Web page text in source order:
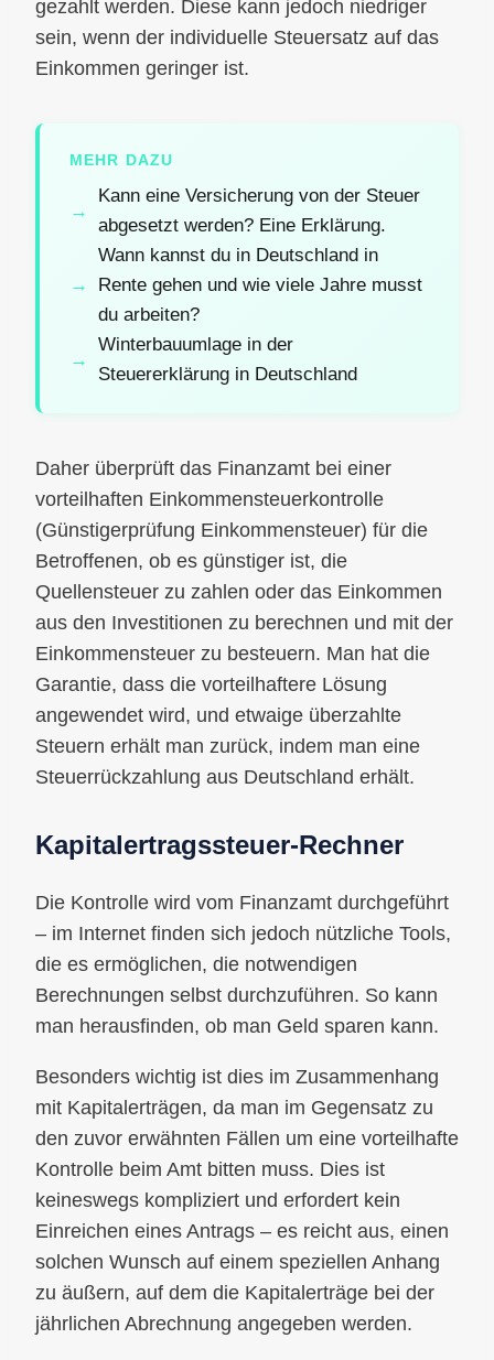
gezahlt werden. Diese kann jedoch niedriger
sein, wenn der individuelle Steuersatz auf das
Einkommen geringer ist.
MEHR DAZU
Kann eine Versicherung von der Steuer
abgesetzt werden? Eine Erklärung.
Wann kannst du in Deutschland in
Rente gehen und wie viele Jahre musst
du arbeiten?
Winterbauumlage in der
Steuererklärung in Deutschland
Daher überprüft das Finanzamt bei einer
vorteilhaften Einkommensteuerkontrolle
(Günstigerprüfung Einkommensteuer) für die
Betroffenen, ob es günstiger ist, die
Quellensteuer zu zahlen oder das Einkommen
aus den Investitionen zu berechnen und mit der
Einkommensteuer zu besteuern. Man hat die
Garantie, dass die vorteilhaftere Lösung
angewendet wird, und etwaige überzahlte
Steuern erhält man zurück, indem man eine
Steuerrückzahlung aus Deutschland erhält.
Kapitalertragssteuer-Rechner
Die Kontrolle wird vom Finanzamt durchgeführt
– im Internet finden sich jedoch nützliche Tools,
die es ermöglichen, die notwendigen
Berechnungen selbst durchzuführen. So kann
man herausfinden, ob man Geld sparen kann.
Besonders wichtig ist dies im Zusammenhang
mit Kapitalerträgen, da man im Gegensatz zu
den zuvor erwähnten Fällen um eine vorteilhafte
Kontrolle beim Amt bitten muss. Dies ist
keineswegs kompliziert und erfordert kein
Einreichen eines Antrags – es reicht aus, einen
solchen Wunsch auf einem speziellen Anhang
zu äußern, auf dem die Kapitalerträge bei der
jährlichen Abrechnung angegeben werden.